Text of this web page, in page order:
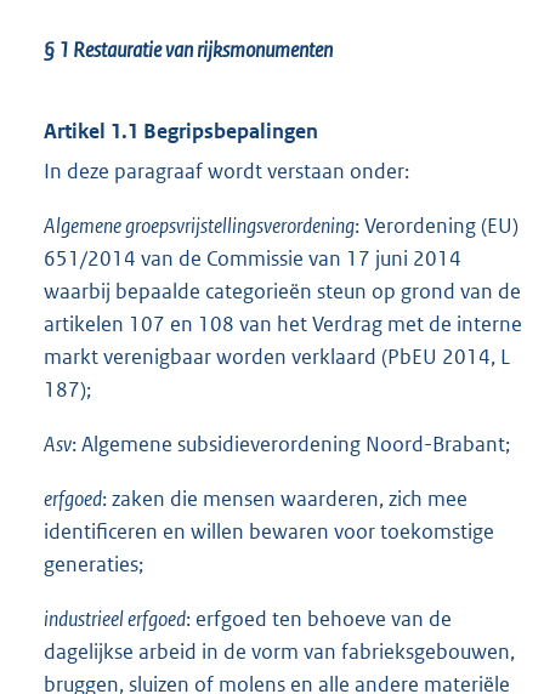
§ 1 Restauratie van rijksmonumenten
Artikel 1.1 Begripsbepalingen
In deze paragraaf wordt verstaan onder:
Algemene groepsvrijstellingsverordening: Verordening (EU)
651/2014 van de Commissie van 17 juni 2014
waarbij bepaalde categorieën steun op grond van de
artikelen 107 en 108 van het Verdrag met de interne
markt verenigbaar worden verklaard (PbEU 2014, L
187);
Asv: Algemene subsidieverordening Noord-Brabant;
erfgoed: zaken die mensen waarderen, zich mee
identificeren en willen bewaren voor toekomstige
generaties;
industrieel erfgoed: erfgoed ten behoeve van de
dagelijkse arbeid in de vorm van fabrieksgebouwen,
bruggen, sluizen of molens en alle andere materiële